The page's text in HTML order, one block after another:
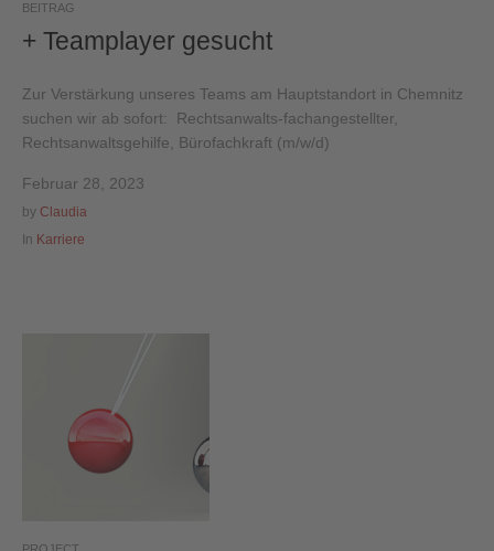
BEITRAG
+ Teamplayer gesucht
Zur Verstärkung unseres Teams am Hauptstandort in Chemnitz
suchen wir ab sofort: Rechtsanwalts-fachangestellter,
Rechtsanwaltsgehilfe, Bürofachkraft (m/w/d)
Februar 28, 2023
by Claudia
In Karriere